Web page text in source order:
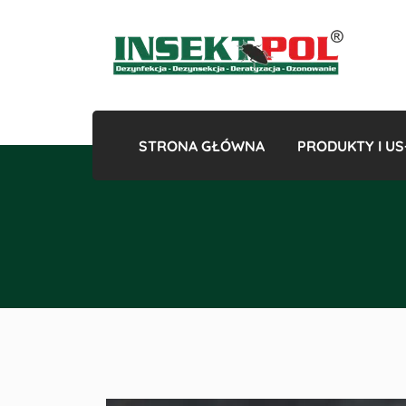
STRONA GŁÓWNA PRODUKTY I